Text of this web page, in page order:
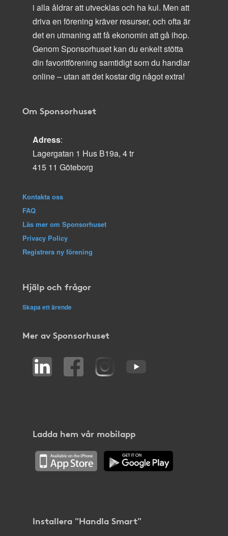
i alla åldrar att utvecklas och ha kul. Men att
driva en förening kräver resurser, och ofta är
det en utmaning att få ekonomin att gå ihop.
Genom Sponsorhuset kan du enkelt stötta
din favoritförening samtidigt som du handlar
online – utan att det kostar dig något extra!
Om Sponsorhuset
Adress:
Lagergatan 1 Hus B19a, 4 tr
415 11 Göteborg
Kontakta oss
FAQ
Läs mer om Sponsorhuset
Privacy Policy
Registrera ny förening
Hjälp och frågor
Skapa ett ärende
Mer av Sponsorhuset
Ladda hem vår mobilapp
Installera "Handla Smart"